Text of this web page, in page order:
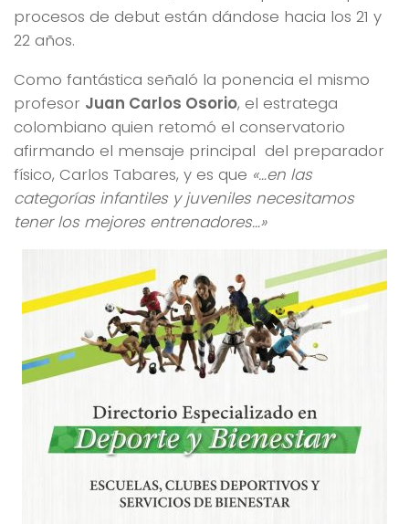
procesos de debut están dándose hacia los 21 y
22 años.
Como fantástica señaló la ponencia el mismo
profesor Juan Carlos Osorio, el estratega
colombiano quien retomó el conservatorio
afirmando el mensaje principal del preparador
físico, Carlos Tabares, y es que «…en las
categorías infantiles y juveniles necesitamos
tener los mejores entrenadores…»